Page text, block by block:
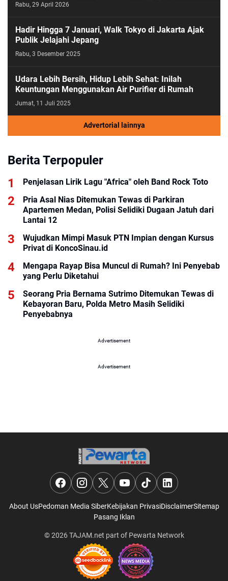
Rabu, 29 April 2026
Hadir Hingga 7 Januari, Walk Tokyo di Jakarta Ajak
Publik Jelajahi Jepang
Rabu, 3 Desember 2025
Udara Lebih Bersih, Hidup Lebih Sehat: Inilah
Keuntungan Menggunakan Air Purifier di Rumah
Jumat, 11 Juli 2025
Advertorial lainnya
Berita Terpopuler
Penjelasan Lirik Lagu "Africa" oleh Band Rock Toto
Pria Asal Nias Ditemukan Tewas di Parkiran
Apartemen Medan, Polisi Selidiki Dugaan Jatuh dari
Lantai 12
Wujudkan Mimpi Masuk PTN Impian dengan Kursus
Privat di KoncoSinau.id
Mengapa Rayap Bisa Muncul di Rumah? Ini Penyebab
yang Perlu Diketahui
Seorang Pria Bernama Sutrimo Ditemukan Tewas di
Kebayoran Baru, Polda Metro Masih Selidiki
Penyebabnya
Advertisement
Advertisement
About UsPedoman Media SiberKebijakan PrivasiDisclaimerSitemap
Pasang Iklan
© 2026TAJAM.net part of Pewarta Network